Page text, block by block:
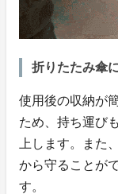
折りたたみ傘
使用後の収納が
ため、持ち運び
上します。また
から守ることが
す。